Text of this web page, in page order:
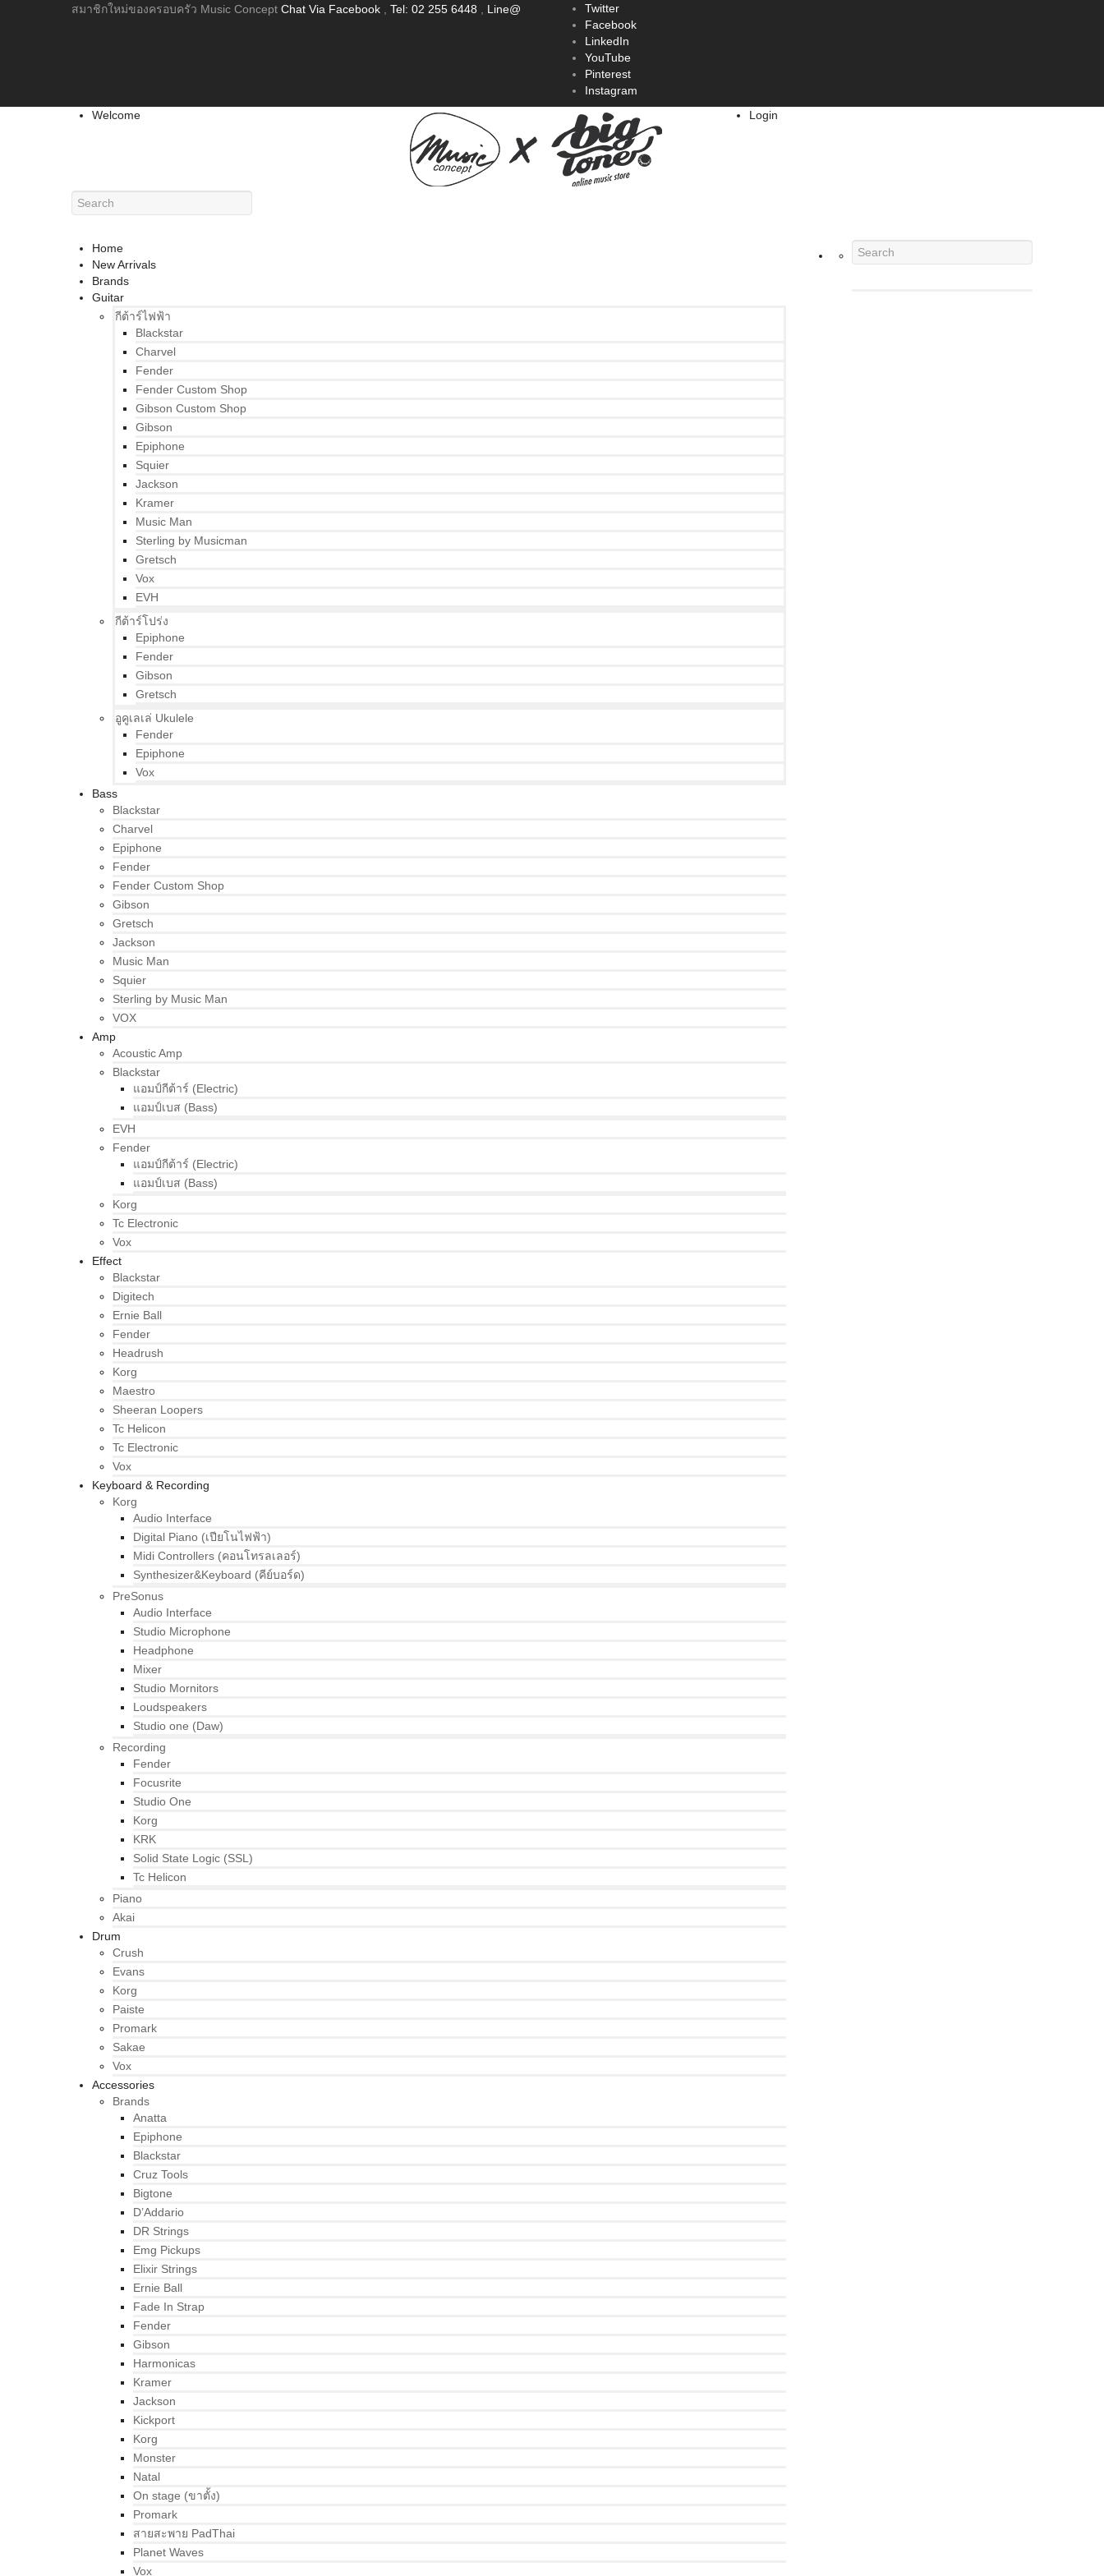
สมาชิกใหม่ของครอบครัว Music Concept Chat Via Facebook Tel: 02 255 6448 Line@
Twitter
Facebook
LinkedIn
YouTube
Pinterest
Instagram
Welcome
Login
Home
New Arrivals
Brands
Guitar
กีต้าร์ไฟฟ้า
Blackstar
Charvel
Fender
Fender Custom Shop
Gibson Custom Shop
Gibson
Epiphone
Squier
Jackson
Kramer
Music Man
Sterling by Musicman
Gretsch
Vox
EVH
กีต้าร์โปร่ง
Epiphone
Fender
Gibson
Gretsch
อูคูเลเล่ Ukulele
Fender
Epiphone
Vox
Bass
Blackstar
Charvel
Epiphone
Fender
Fender Custom Shop
Gibson
Gretsch
Jackson
Music Man
Squier
Sterling by Music Man
VOX
Amp
Acoustic Amp
Blackstar
แอมป์กีต้าร์ (Electric)
แอมป์เบส (Bass)
EVH
Fender
แอมป์กีต้าร์ (Electric)
แอมป์เบส (Bass)
Korg
Tc Electronic
Vox
Effect
Blackstar
Digitech
Ernie Ball
Fender
Headrush
Korg
Maestro
Sheeran Loopers
Tc Helicon
Tc Electronic
Vox
Keyboard & Recording
Korg
Audio Interface
Digital Piano (เปียโนไฟฟ้า)
Midi Controllers (คอนโทรลเลอร์)
Synthesizer&Keyboard (คีย์บอร์ด)
PreSonus
Audio Interface
Studio Microphone
Headphone
Mixer
Studio Mornitors
Loudspeakers
Studio one (Daw)
Recording
Fender
Focusrite
Studio One
Korg
KRK
Solid State Logic (SSL)
Tc Helicon
Piano
Akai
Drum
Crush
Evans
Korg
Paiste
Promark
Sakae
Vox
Accessories
Brands
Anatta
Epiphone
Blackstar
Cruz Tools
Bigtone
D’Addario
DR Strings
Emg Pickups
Elixir Strings
Ernie Ball
Fade In Strap
Fender
Gibson
Harmonicas
Kramer
Jackson
Kickport
Korg
Monster
Natal
On stage (ขาตั้ง)
Promark
สายสะพาย PadThai
Planet Waves
Vox